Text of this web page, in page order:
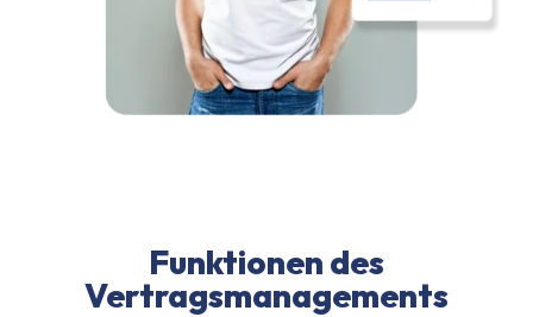
Funktionen des
Vertragsmanagements